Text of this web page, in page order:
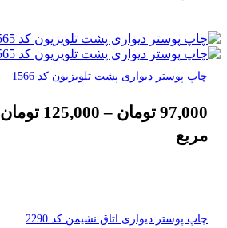
چاپ پوستر دیواری پشت تلویزیون کد 1566
97,000 تومان –
125,000 تومان
مربع
چاپ پوستر دیواری اتاق نشیمن کد 2290